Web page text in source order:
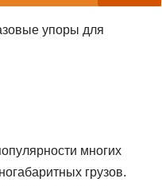
упоры для
многих
грузов.